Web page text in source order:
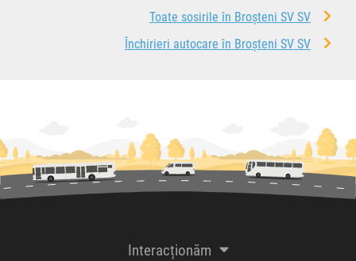
Toate sosirile în Broșteni SV SV
Închirieri autocare în Broșteni SV SV
Interacționăm